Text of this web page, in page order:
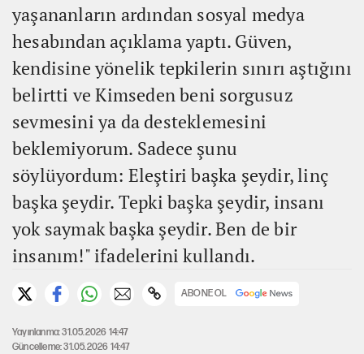
yaşananların ardından sosyal medya
hesabından açıklama yaptı. Güven,
kendisine yönelik tepkilerin sınırı aştığını
belirtti ve Kimseden beni sorgusuz
sevmesini ya da desteklemesini
beklemiyorum. Sadece şunu
söylüyordum: Eleştiri başka şeydir, linç
başka şeydir. Tepki başka şeydir, insanı
yok saymak başka şeydir. Ben de bir
insanım!" ifadelerini kullandı.
ABONE OL
Yayınlanma: 31.05.2026 14:47
Güncelleme: 31.05.2026 14:47